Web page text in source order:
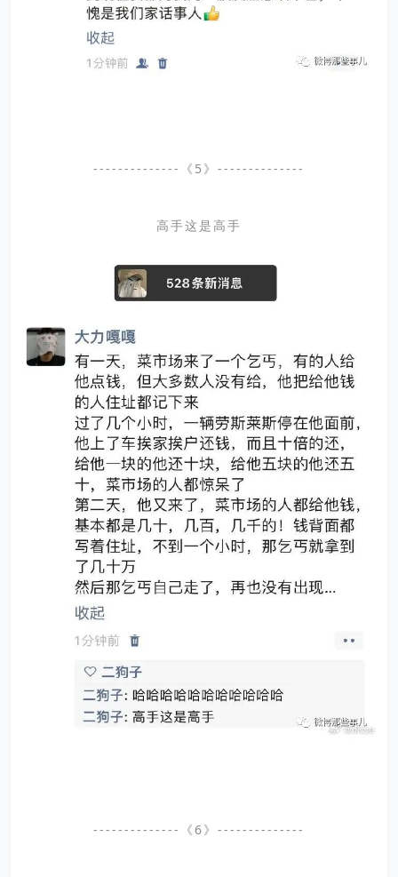
--------------《5》--------------
高手这是高手
--------------《6》--------------